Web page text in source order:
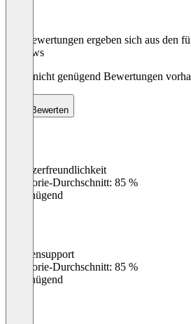
Die Bewertungen ergeben sich aus den
Reviews
Noch nicht genügend Bewertungen
Bewerten
Benutzerfreundlichkeit
Kategorie-Durchschnitt: 85 %
Ungenügend
Kundensupport
Kategorie-Durchschnitt: 85 %
Ungenügend